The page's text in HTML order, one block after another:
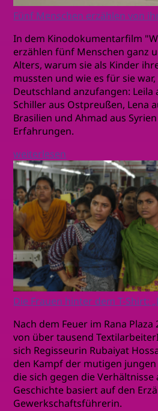
Fünf Menschen erzählen von
In dem Kinodokumentarfilm
erzählen fünf Menschen ganz
Alters, warum sie als Kinder
mussten und wie es für sie
Deutschland anzufangen: Leila
Schiller aus Ostpreußen, Lena
Brasilien und Ahmad aus
Erfahrungen.
weiterlesen
Die Frauen hinter dem T-Shirt:
Nach dem Feuer im Rana Plaza
von über tausend
sich Regisseurin Rubaiyat
den Kampf der mutigen
die sich gegen die
Geschichte basiert auf den
Gewerkschaftsführerin.